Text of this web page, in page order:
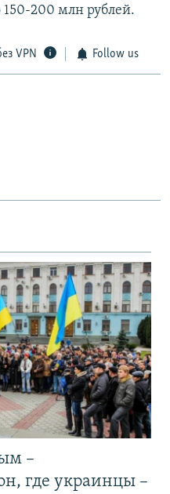
200 млн рублей.
VPN Follow us
–
где украинцы –